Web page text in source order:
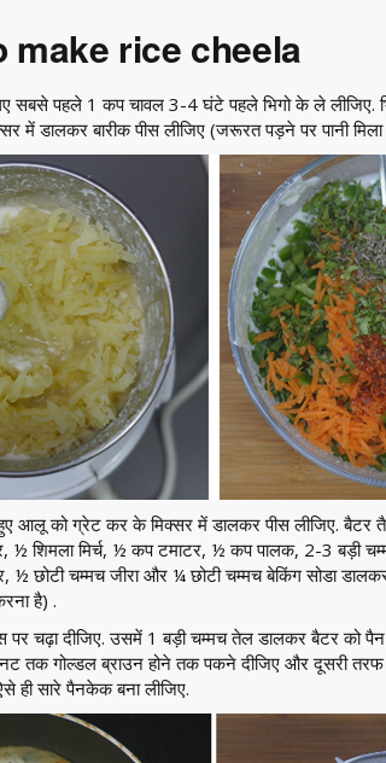
make rice cheela
सबसे पहले 1 कप चावल 3-4 घंटे पहले भिगो के ले लीजिए.
डालकर बारीक पीस लीजिए (जरूरत पड़ने पर पानी
आलू को ग्रेट कर के मिक्सर में डालकर पीस लीजिए. बैटर
शिमला मिर्च, ½ कप टमाटर, ½ कप पालक, 2-3 बड़ी
½ छोटी चम्मच जीरा और ¼ छोटी चम्मच बेकिंग सोडा
है) .
चढ़ा दीजिए. उसमें 1 बड़ी चम्मच तेल डालकर बैटर को
तक गोल्डल ब्राउन होने तक पकने दीजिए और दूसरी तरफ
सारे पैनकेक बना लीजिए.